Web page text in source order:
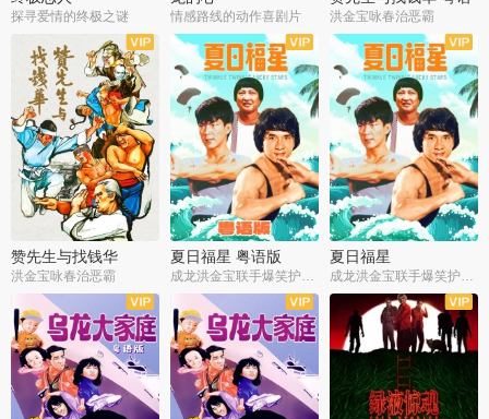
探寻爱情的终极之谜 情感路线的动作喜剧片
版
洪金宝咏春治恶霸
赞先生与找钱华
洪金宝咏春治恶霸
夏日福星 粤语版
成龙洪金宝联手爆笑护美女
夏日福星
成龙洪金宝联手爆笑护美女